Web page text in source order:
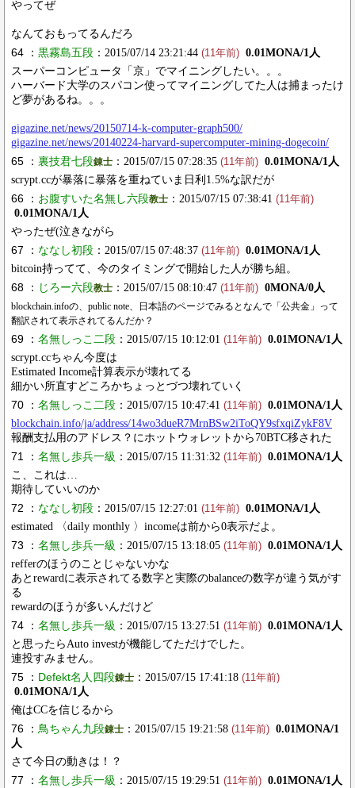
やってぜ
なんておもってるんだろ
64 ： 黒霧島五段 ：2015/07/14 23:21:44 (11年前) 0.01MONA/1人
スーパーコンピュータ「京」でマイニングしたい。。。
ハーバード大学のスパコン使ってマイニングしてた人は捕まったけ
ど夢があるね。。。
gigazine.net/news/20150714-k-computer-graph500/
gigazine.net/news/20140224-harvard-supercomputer-mining-dogecoin/
65 ： 裏技君七段錬士 ：2015/07/15 07:28:35 (11年前) 0.01MONA/1人
scrypt.ccが暴落に暴落を重ねていま日利1.5%な訳だが
66 ： お腹すいた名無し六段教士 ：2015/07/15 07:38:41 (11年前)
0.01MONA/1人
やったぜ(泣きながら
67 ： ななし初段 ：2015/07/15 07:48:37 (11年前) 0.01MONA/1人
bitcoin持ってて、今のタイミングで開始した人が勝ち組。
68 ： じろー六段教士 ：2015/07/15 08:10:47 (11年前) 0MONA/0人
blockchain.infoの、public note、日本語のページでみるとなんで「公共金」って
翻訳されて表示されてるんだか？
69 ： 名無しっこ二段 ：2015/07/15 10:12:01 (11年前) 0.01MONA/1人
scrypt.ccちゃん今度は
Estimated Income計算表示が壊れてる
細かい所直すどころかちょっとづつ壊れていく
70 ： 名無しっこ二段 ：2015/07/15 10:47:41 (11年前) 0.01MONA/1人
blockchain.info/ja/address/14wo3dueR7MrnBSw2iToQY9sfxqiZykF8V
報酬支払用のアドレス？にホットウォレットから70BTC移された
71 ： 名無し歩兵一級 ：2015/07/15 11:31:32 (11年前) 0.01MONA/1人
こ、これは…
期待していいのか
72 ： ななし初段 ：2015/07/15 12:27:01 (11年前) 0.01MONA/1人
estimated 〈daily monthly 〉incomeは前から0表示だよ。
73 ： 名無し歩兵一級 ：2015/07/15 13:18:05 (11年前) 0.01MONA/1人
refferのほうのことじゃないかな
あとrewardに表示されてる数字と実際のbalanceの数字が違う気がす
る
rewardのほうが多いんだけど
74 ： 名無し歩兵一級 ：2015/07/15 13:27:51 (11年前) 0.01MONA/1人
と思ったらAuto investが機能してただけでした。
連投すみません。
75 ： Defekt名人四段錬士 ：2015/07/15 17:41:18 (11年前)
0.01MONA/1人
俺はCCを信じるから
76 ： 鳥ちゃん九段錬士 ：2015/07/15 19:21:58 (11年前) 0.01MONA/1
人
さて今日の動きは！？
77 ： 名無し歩兵一級 ：2015/07/15 19:29:51 (11年前) 0.01MONA/1人